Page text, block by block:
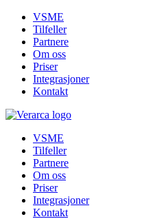
VSME
Tilfeller
Partnere
Om oss
Priser
Integrasjoner
Kontakt
VSME
Tilfeller
Partnere
Om oss
Priser
Integrasjoner
Kontakt